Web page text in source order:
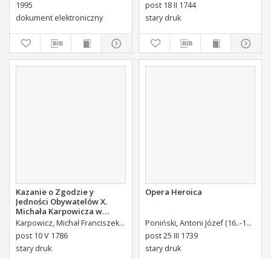
1995
dokument elektroniczny
Forste & de Pfoerthen [...]
post 18 II 1744
stary druk
Kazanie o Zgodzie y
Jedności Obywatelów X.
Michała Karpowicza w
Uroczystosc Imienin [...]
Stanisława Augusta Krola
Miane [...].
Karpowicz, Michał Franciszek (1744-1803)
post 10 V 1786
stary druk
Opera Heroica
Poniński, Antoni Józef (16..-1742).
post 25 III 1739
stary druk